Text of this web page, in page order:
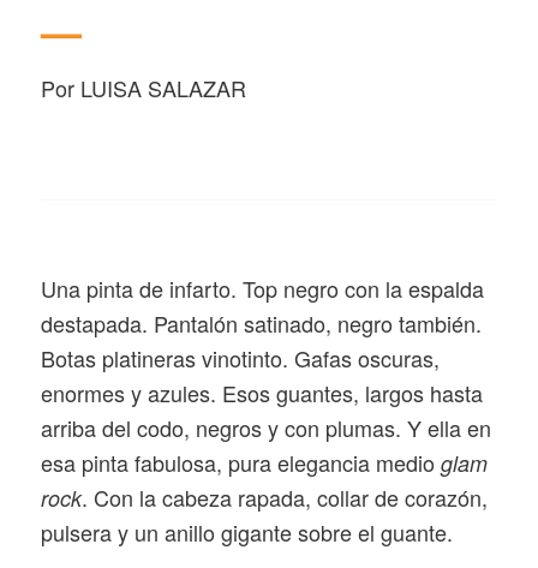
—
Por LUISA SALAZAR
Una pinta de infarto. Top negro con la espalda
destapada. Pantalón satinado, negro también.
Botas platineras vinotinto. Gafas oscuras,
enormes y azules. Esos guantes, largos hasta
arriba del codo, negros y con plumas. Y ella en
esa pinta fabulosa, pura elegancia medio glam
rock. Con la cabeza rapada, collar de corazón,
pulsera y un anillo gigante sobre el guante.